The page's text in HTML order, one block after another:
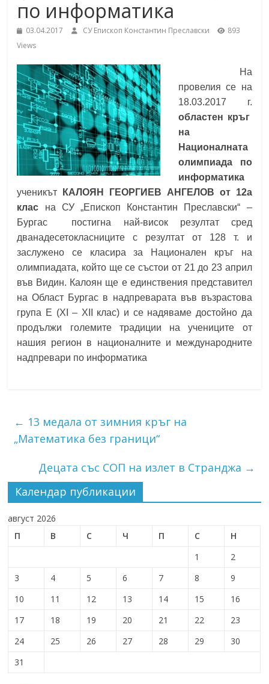
under the Erasmus+ Programme in
Malaga, Spain
School,
Burgas
Средно
училище
"Епископ
Константин
Преславски"
Бургас
по информатика
03.04.2017 СУ Епископ Константин Преславски
893
Views
На
провелия се на
18.03.2017 г.
областен кръг
на
Националната
олимпиада по
информатика
ученикът КАЛОЯН ГЕОРГИЕВ АНГЕЛОВ от 12а
клас на СУ „Епископ Константин Преславски“ –
Бургас
постигна най-висок резултат сред
дванадесетокласниците с резултат от 128 т. и
заслужено се класира за Национален кръг на
олимпиадата, който ще се състои от 21 до 23 април
във Видин. Калоян ще е единствения представител
на Област Бургас в надпреварата във възрастова
група Е (XI – XII клас) и се надяваме достойно да
продължи големите традиции на учениците от
нашия регион в националните и международните
надпревари по информатика
← 13 медала от зимния кръг на
„Математика без граници“
Децата със СОП на излет в Странджа →
Календар публикации
август 2026
П
В С Ч П С
Н
1
2
3
4 5 6 7 8
9
10
11 12 13 14 15
16
17
18 19 20 21 22
23
24
25 26 27 28 29
30
31